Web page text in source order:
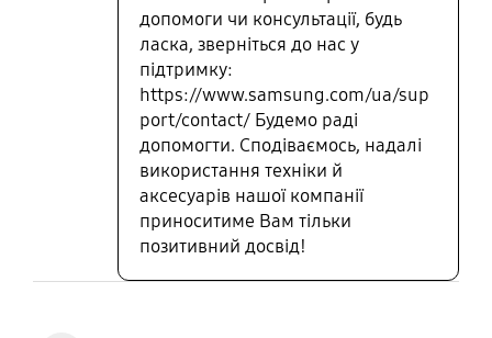
допомоги чи консультації, будь
ласка, зверніться до нас у
підтримку:
https://www.samsung.com/ua/sup
port/contact/ Будемо раді
допомогти. Сподіваємось, надалі
використання техніки й
аксесуарів нашої компанії
приноситиме Вам тільки
позитивний досвід!